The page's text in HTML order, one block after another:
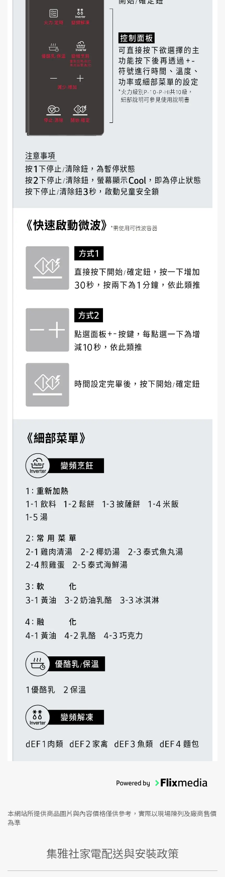
本網站所提供商品圖片與內容價格僅供參考，實際以現場陳列及廠商售價
為準
集雅社家電配送與安裝政策